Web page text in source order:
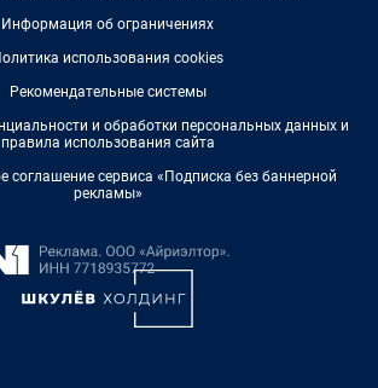
Информация об ограничениях
использования cookies
Рекомендательные системы
и обработки персональных данных и
правила использования сайта
соглашение сервиса «Подписка без баннерной
рекламы»